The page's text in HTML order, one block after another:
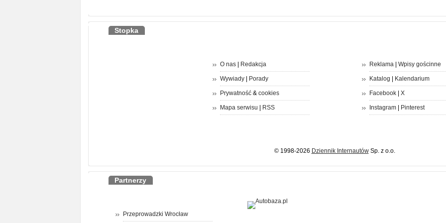
Stopka
O nas| Redakcja
Wywiady| Porady
Prywatność& cookies
Mapa serwisu RSS
Reklama| Wpisy gościnne
Katalog Kalendarium
Facebook| X
Instagram| Pinterest
© 1998-2026 Dziennik InternautówSp. z o.o.
Partnerzy
Przeprowadzki Wrocław